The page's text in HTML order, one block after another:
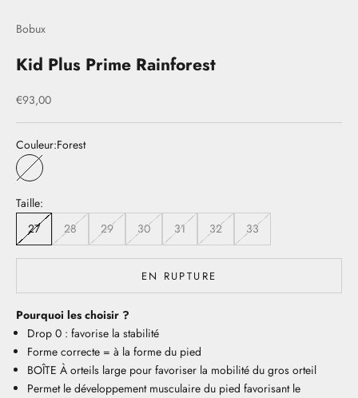
Bobux
Kid Plus Prime Rainforest
Prix de vente
€93,00
Couleur:Forest
Forest
Taille:
27
28 29 30 31 32 33
EN RUPTURE
Pourquoi les choisir ?
Drop 0 : favorise la stabilité
Forme correcte = à la forme du pied
BOÎTE À orteils large pour favoriser la mobilité du gros orteil
Permet le développement musculaire du pied favorisant le